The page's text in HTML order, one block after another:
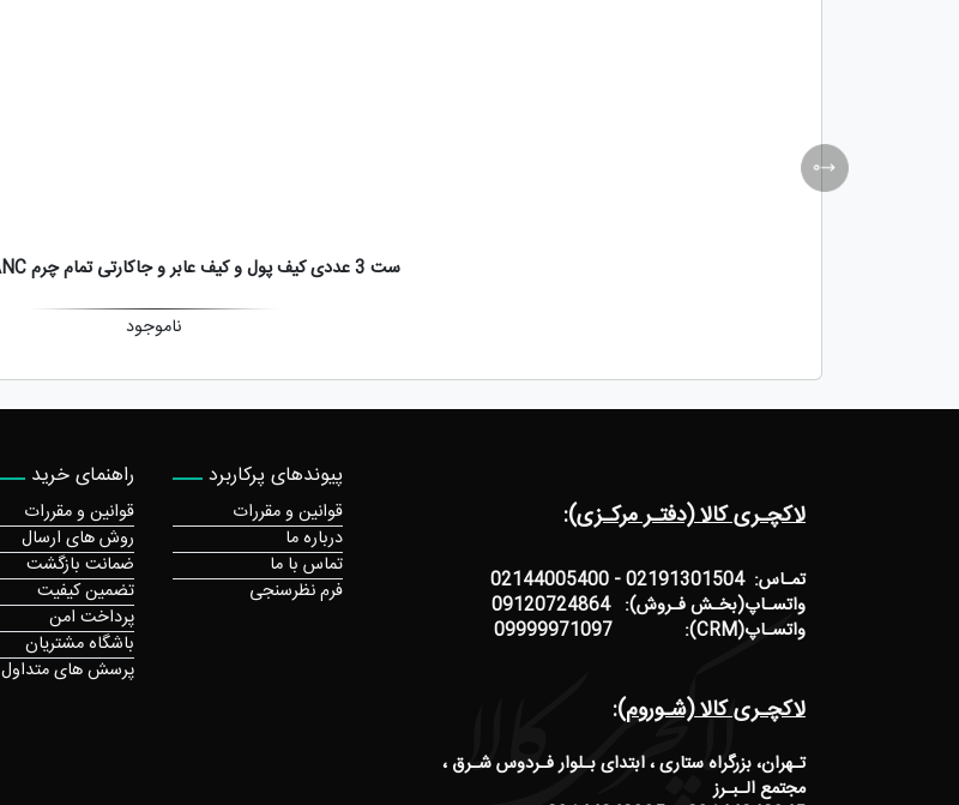
ست 3 عددی کیف پول و کیف عابر و جاکارتی تمام چرم MONT BLANC
ناموجود
لاکچـری کالا (دفتـر مرکـزی):
تمـاس: 02191301504 - 02144005400
واتسـاپ(بخـش فـروش): 09120724864
واتسـاپ(CRM): 09999971097
لاکچـری کالا (شـوروم):
تـهران، بزرگراه ستاری ، ابتدای بـلوار فـردوس شـرق ،
مجتمع الـبـرز
پیوندهای پرکاربرد
قوانین و مقررات
درباره ما
تماس با ما
فرم نظرسنجی
راهنمای خرید
قوانین و مقررات
روش های ارسال
ضمانت بازگشت
تضمین کیفیت
پرداخت امن
باشگاه مشتریان
پرسش های متداول